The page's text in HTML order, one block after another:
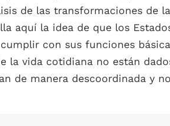
de las transformaciones de
aquí la idea de que los
con sus funciones
la vida cotidiana no están
de manera descoordinada y